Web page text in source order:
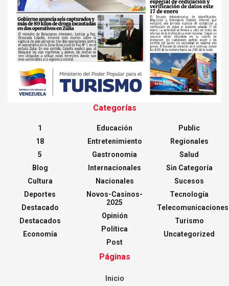
Categorías
1
18
5
Blog
Cultura
Deportes
Destacado
Destacados
Economía
Educación
Entretenimiento
Gastronomia
Internacionales
Nacionales
Novos-Casinos-
2025
Opinión
Política
Post
Public
Regionales
Salud
Sin Categoría
Sucesos
Tecnología
Telecomunicaciones
Turismo
Uncategorized
Páginas
Inicio